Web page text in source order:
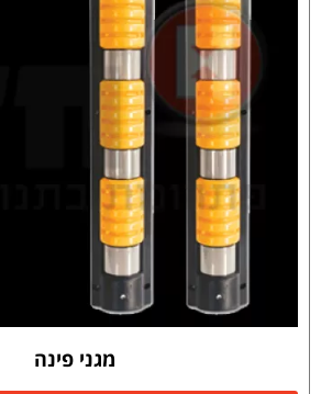
מגני פינה